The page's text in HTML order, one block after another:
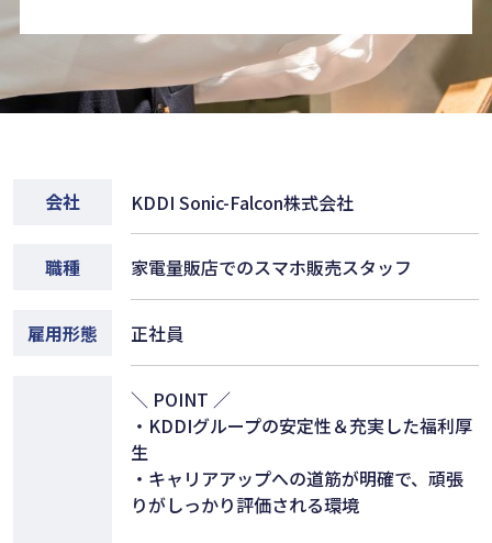
会社 KDDI Sonic-Falcon株式会社
職種 家電量販店でのスマホ販売スタッフ
雇用形態 正社員
＼ POINT ／
・KDDIグループの安定性＆充実した福利厚
生
・キャリアアップへの道筋が明確で、頑張
りがしっかり評価される環境